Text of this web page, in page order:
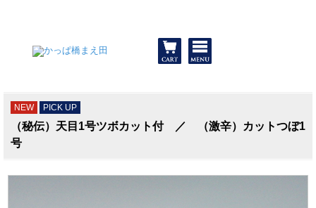
NEW PICK UP
（秘伝）天目1号ツボカット付 ／ （激辛）カットつぼ1
号